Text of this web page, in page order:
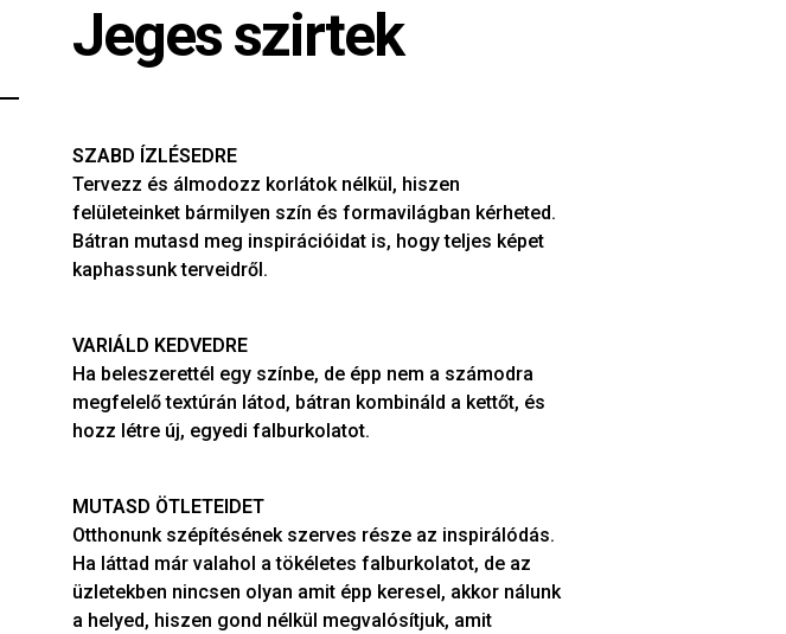
Jeges szirtek
SZABD ÍZLÉSEDRE
Tervezz és álmodozz korlátok nélkül, hiszen
felületeinket bármilyen szín és formavilágban kérheted.
Bátran mutasd meg inspirációidat is, hogy teljes képet
kaphassunk terveidről.
VARIÁLD KEDVEDRE
Ha beleszerettél egy színbe, de épp nem a számodra
megfelelő textúrán látod, bátran kombináld a kettőt, és
hozz létre új, egyedi falburkolatot.
MUTASD ÖTLETEIDET
Otthonunk szépítésének szerves része az inspirálódás.
Ha láttad már valahol a tökéletes falburkolatot, de az
üzletekben nincsen olyan amit épp keresel, akkor nálunk
a helyed, hiszen gond nélkül megvalósítjuk, amit